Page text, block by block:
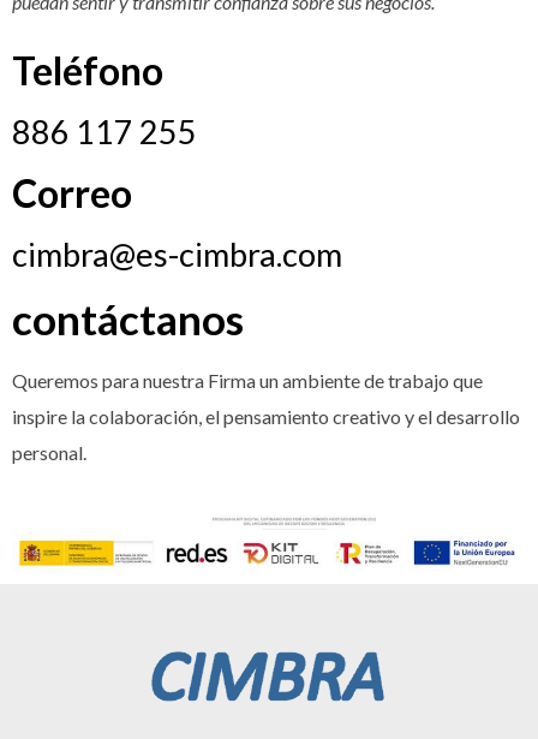
Teléfono
886 117 255
Correo
cimbra@es-cimbra.com
contáctanos
Queremos para nuestra Firma un ambiente de trabajo que
inspire la colaboración, el pensamiento creativo y el desarrollo
personal.